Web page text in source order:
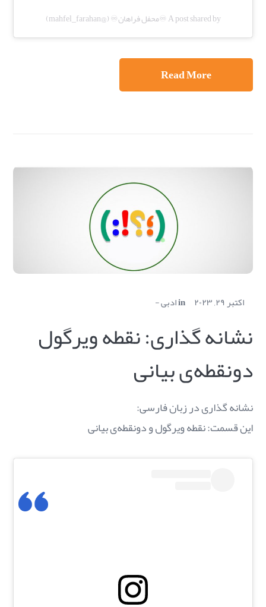
A post shared by ♾️محفل فراهان♾️ (@mahfel_farahan)
Read More
اکتبر ۲۹, ۲۰۲۳ inادبی
نشانه گذاری: نقطه ویرگول
دونقطه‌ی بیانی
نشانه گذاری در زبان فارسی:
این قسمت: نقطه ویرگول و دونقطه‌ی بیانی